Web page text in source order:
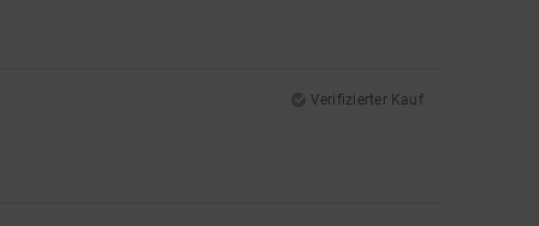
Verifizierter Kauf